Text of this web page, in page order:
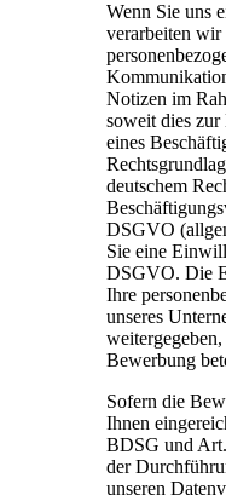
Wenn Sie uns
verarbeiten wir
Notizen im
soweit dies
eines
deutschem
DSGVO
Sie eine
DSGVO. Die
Ihre
unseres
Bewerbung
Sofern die
Ihnen
BDSG und
der
unseren